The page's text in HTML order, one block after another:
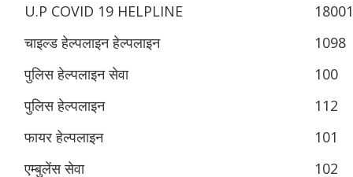
U.P COVID 19 HELPLINE
चाइल्ड हेल्पलाइन हेल्पलाइन
1098
पुलिस हेल्पलाइन सेवा
100
पुलिस हेल्पलाइन
112
फायर हेल्पलाइन
101
एम्बुलेंस सेवा
102